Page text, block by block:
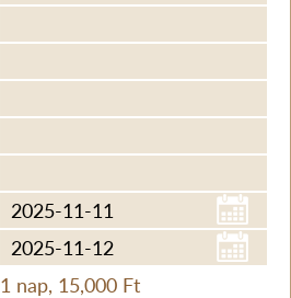
1 nap, 15,000 Ft